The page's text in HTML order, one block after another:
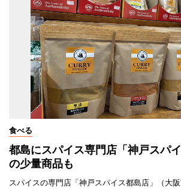
食べる
都島にスパイス専門店「神戸スパ
の少量商品も
スパイスの専門店「神戸スパイス都島店」（大